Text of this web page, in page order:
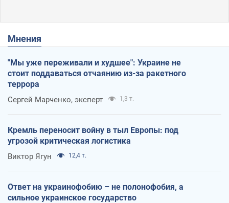
Мнения
"Мы уже переживали и худшее": Украине не
стоит поддаваться отчаянию из-за ракетного
террора
Сергей Марченко, эксперт 1,3 т.
Кремль переносит войну в тыл Европы: под
угрозой критическая логистика
Виктор Ягун 12,4 т.
Ответ на украинофобию – не полонофобия, а
сильное украинское государство